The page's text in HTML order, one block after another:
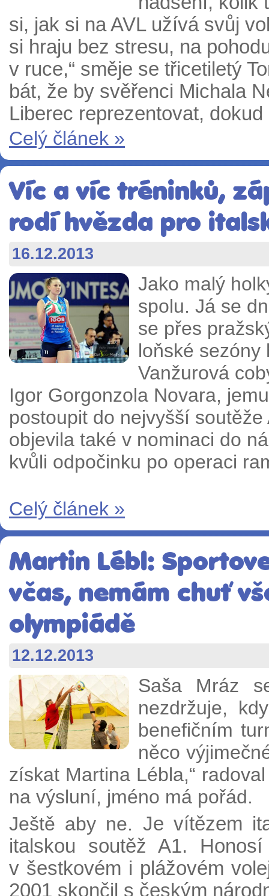
si, jak si na AVL užívá svůj
si hraju bez stresu, na
v ruce,“ směje se třicetiletý
bát, že by svěřenci Michala
Liberec reprezentovat,
Celý článek »
Víc a víc tréninků,
rodí hvězda pro
16.12.2013
Jako malý
spolu. Já se
se přes
loňské sezóny
Vanžurová
Igor Gorgonzola Novara,
postoupit do nejvyšší
objevila také v nominaci do
kvůli odpočinku po operaci
Celý článek »
Martin Lébl:
včas, nemám chuť
olympiádě
12.12.2013
Saša Mráz
nezdržuje,
benefičním
něco
získat Martina Lébla,“
na výsluní, jméno má pořád.
Ještě aby ne. Je vítězem
italskou soutěž A1.
v šestkovém i plážovém
2001 skončil s českým